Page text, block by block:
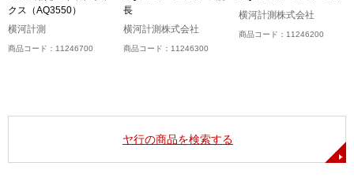
クス（AQ3550）
横河計測
商品コード：11246700
長
横河計測株式会社
商品コード：11246300
横河計測株式会社
商品コード：11246200
ヤ行の商品を検索する